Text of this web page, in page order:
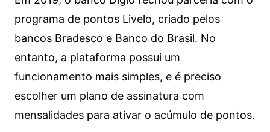
programa de pontos Livelo, criado pelos
bancos Bradesco e Banco do Brasil. No
entanto, a plataforma possui um
funcionamento mais simples, e é preciso
escolher um plano de assinatura com
mensalidades para ativar o acúmulo de pontos.